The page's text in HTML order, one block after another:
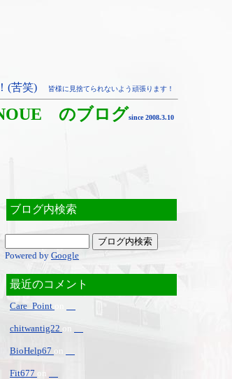
(苦笑) 皆様に見捨てられないよう頑張ります！
のブログsince 2008.3.10
ブログ内検索
Powered by Google
最近のコメント
Care_Point
chitwantig22 on
BioHelp67 on
Fit677 on